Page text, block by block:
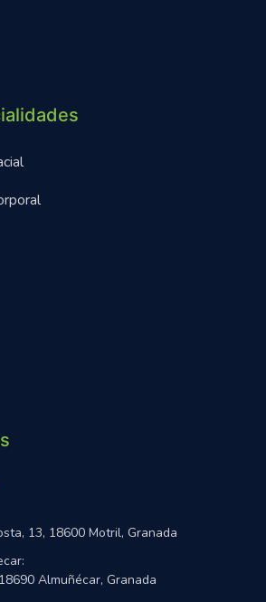
13, 18600 Motril, Granada
Almuñécar, Granada